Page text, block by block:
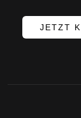
JETZT